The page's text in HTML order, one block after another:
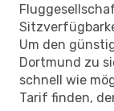
Um den
Dortmund zu
schnell wie
Tarif finden,